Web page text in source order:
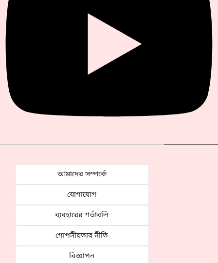
আমাদের সম্পর্কে
যোগাযোগ
ব্যবহারের শর্তাবলি
গোপনীয়তার নীতি
বিজ্ঞাপন